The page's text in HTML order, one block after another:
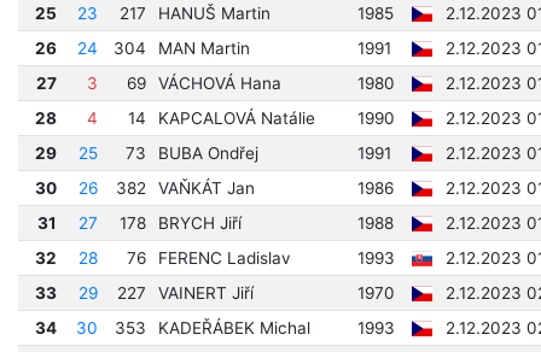
25
23 217 HANUŠ Martin 1985
2.12.2023
26
24 304 MAN Martin 1991
2.12.2023
27
3 69 VÁCHOVÁ Hana 1980
2.12.2023
28
4 14 KAPCALOVÁ Natálie 1990
2.12.2023
29
25 73 BUBA Ondřej 1991
2.12.2023
30
26 382 VAŇKÁT Jan 1986
2.12.2023
31
27 178 BRYCH Jiří 1988
2.12.2023
32
28 76 FERENC Ladislav 1993
2.12.2023
33
29 227 VAINERT Jiří 1970
2.12.2023
34
30 353 KADEŘÁBEK Michal 1993
2.12.2023